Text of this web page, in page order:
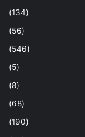
(134)
(56)
(546)
(5)
(8)
(68)
(190)